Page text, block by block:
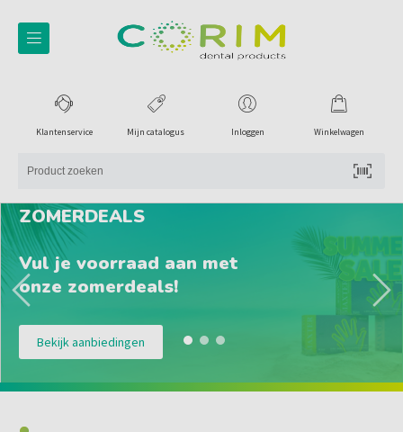
Winkelwagen
Inloggen
Mijn catalogus
Klantenservice
ZOMERDEALS
Vul je voorraad aan met
onze zomerdeals!
Bekijk aanbiedingen